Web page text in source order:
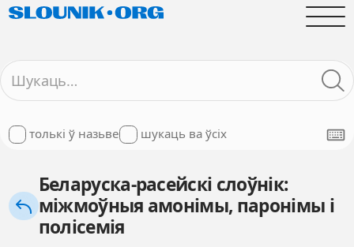
толькі ў назьве шукаць ва ўсіх
Беларуска-расейскі слоўнік:
міжмоўныя амонімы, паронімы і
полісемія